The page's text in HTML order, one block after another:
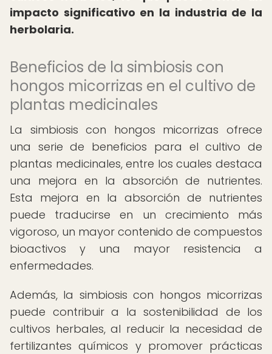
impacto significativo en la industria de la
herbolaria.
Beneficios de la simbiosis con
hongos micorrizas en el cultivo de
plantas medicinales
La simbiosis con hongos micorrizas ofrece
una serie de beneficios para el cultivo de
plantas medicinales, entre los cuales destaca
una mejora en la absorción de nutrientes.
Esta mejora en la absorción de nutrientes
puede traducirse en un crecimiento más
vigoroso, un mayor contenido de compuestos
bioactivos y una mayor resistencia a
enfermedades.
Además, la simbiosis con hongos micorrizas
puede contribuir a la sostenibilidad de los
cultivos herbales, al reducir la necesidad de
fertilizantes químicos y promover prácticas